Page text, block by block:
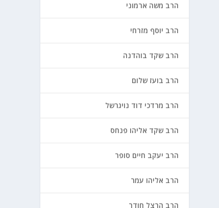
הרב משה ארמוני
הרב יוסף מזרחי
הרב שקד בוהדנה
הרב בועז שלום
הרב מרדכי דוד נויגרשל
הרב שקד אליהו פנחס
הרב יעקב חיים סופר
הרב אליהו עמר
הרב הרצל חודר